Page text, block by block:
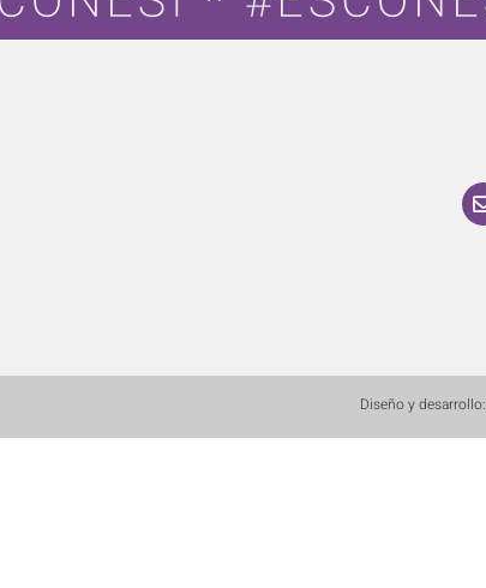
Diseño y desarrollo: